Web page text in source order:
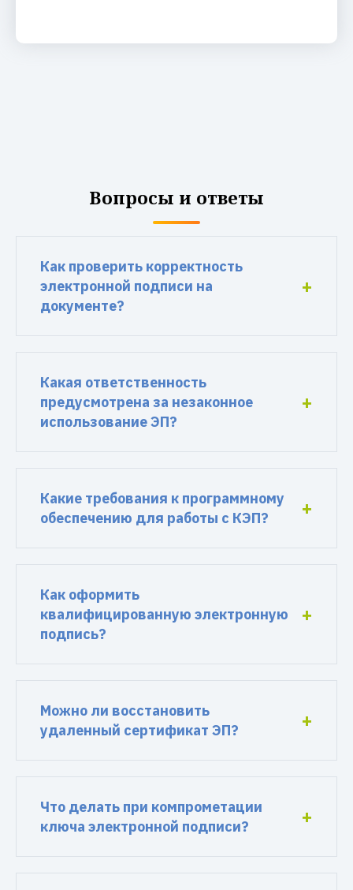
Вопросы и ответы
Как проверить корректность
электронной подписи на
документе?
Какая ответственность
предусмотрена за незаконное
использование ЭП?
Какие требования к программному
обеспечению для работы с КЭП?
Как оформить
квалифицированную электронную
подпись?
Можно ли восстановить
удаленный сертификат ЭП?
Что делать при компрометации
ключа электронной подписи?